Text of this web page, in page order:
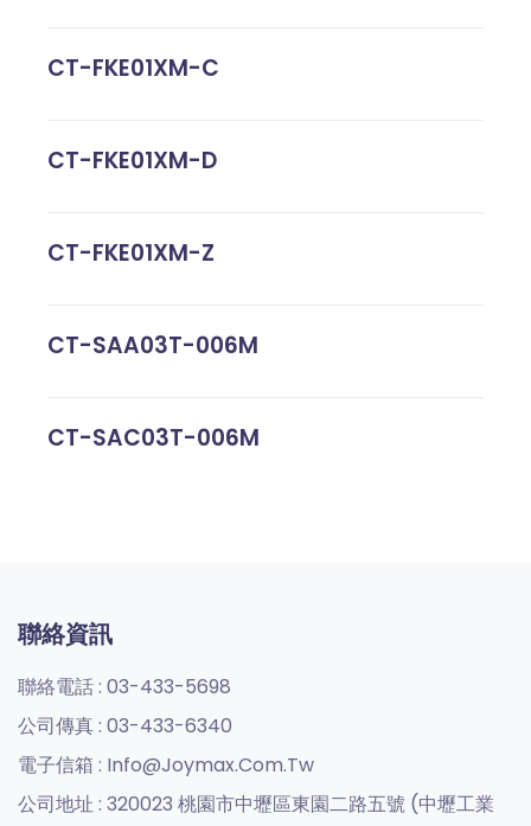
CT-FKE01XM-C
CT-FKE01XM-D
CT-FKE01XM-Z
CT-SAA03T-006M
CT-SAC03T-006M
聯絡資訊
聯絡電話 : 03-433-5698
公司傳真 : 03-433-6340
電子信箱 : Info@joymax.com.tw
公司地址 : 320023 桃園市中壢區東園二路五號 (中壢工業